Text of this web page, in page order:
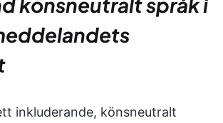
inkluderande, könsneutralt